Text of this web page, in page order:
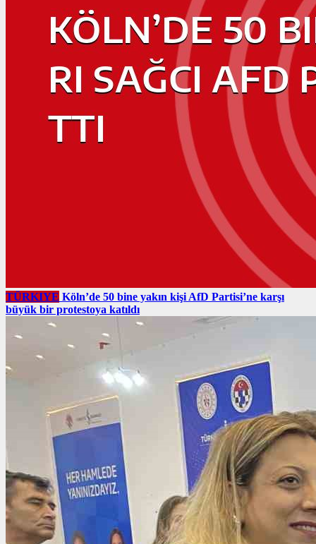
TÜRKIYE Köln’de 50 bine yakın kişi AfD Partisi’ne karşı
büyük bir protestoya katıldı